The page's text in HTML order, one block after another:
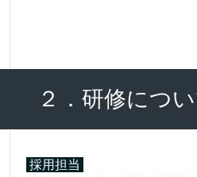
２．研修につ
採用担当